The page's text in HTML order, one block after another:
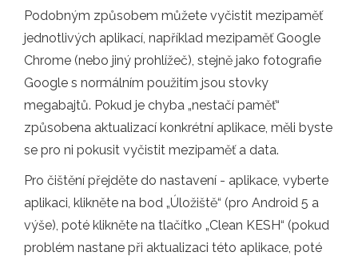
Podobným způsobem můžete vyčistit mezipaměť
jednotlivých aplikací, například mezipaměť Google
Chrome (nebo jiný prohlížeč), stejně jako fotografie
Google s normálním použitím jsou stovky
megabajtů. Pokud je chyba „nestačí paměť“
způsobena aktualizací konkrétní aplikace, měli byste
se pro ni pokusit vyčistit mezipaměť a data.
Pro čištění přejděte do nastavení - aplikace, vyberte
aplikaci, klikněte na bod „Úložiště“ (pro Android 5 a
výše), poté klikněte na tlačítko „Clean KESH“ (pokud
problém nastane při aktualizaci této aplikace, poté